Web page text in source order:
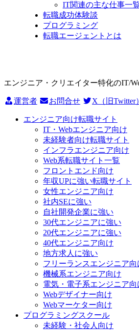
IT関連の主な仕事一
転職成功体験談
プログラミング
転職エージェントとは
エンジニア・クリエイター特化のIT/
運営者 お問合せ X（旧Twitter）
エンジニア向け転職サイト
IT・Webエンジニア向け
未経験者向け転職サイト
インフラエンジニア向け
Web系転職サイト一覧
フロントエンド向け
年収UPに強い転職サイト
女性エンジニア向け
社内SEに強い
自社開発企業に強い
30代エンジニアに強い
20代エンジニアに強い
40代エンジニア向け
地方求人に強い
フリーランスエンジニア向
機械系エンジニア向け
電気・電子系エンジニア向
Webデザイナー向け
Webマーケター向け
プログラミングスクール
未経験・社会人向け